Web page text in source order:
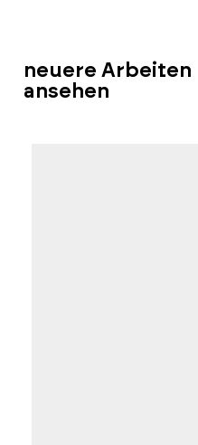
neuere Arbeiten
ansehen